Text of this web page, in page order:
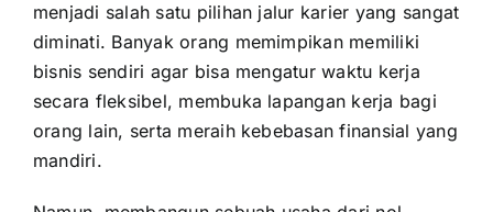
menjadi salah satu pilihan jalur karier yang sangat
diminati. Banyak orang memimpikan memiliki
bisnis sendiri agar bisa mengatur waktu kerja
secara fleksibel, membuka lapangan kerja bagi
orang lain, serta meraih kebebasanfinansial yang
mandiri.